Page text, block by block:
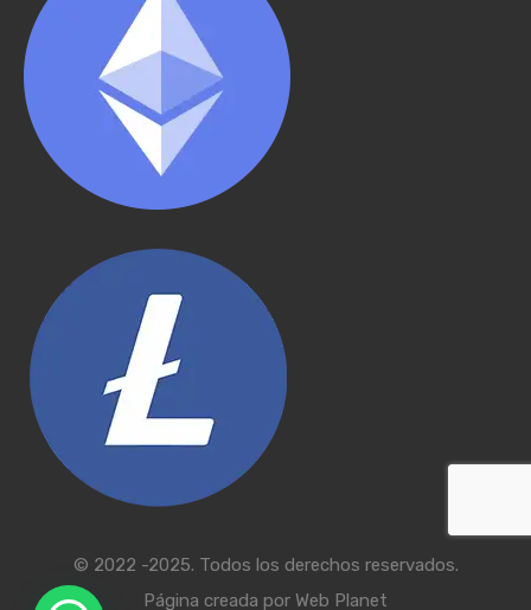
© 2022 -2025. Todos los derechos reservados.
Página creada por Web Planet